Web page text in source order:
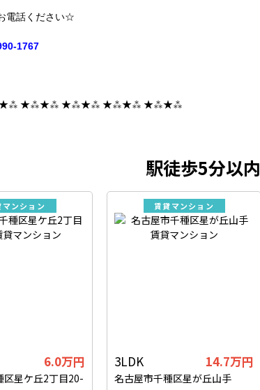
電話ください☆
1767
★⁂★⁂ ★⁂★⁂ ★⁂★⁂ ★⁂★⁂
駅徒歩5分以内
マンション
6.0万円
区星ケ丘2丁目20-
賃貸マンション
3LDK 14.7万円
名古屋市千種区星が丘山手